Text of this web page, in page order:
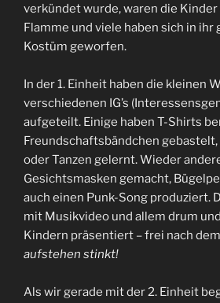
verkündet wurde, waren die
Flamme und viele haben sich in ihr
Kostüm geworfen.
In der 1. Einheit haben die kleinen
verschiedenen IG’s
aufgeteilt. Einige haben T-Shirts
Freundschaftsbändchen
oder Tanzen gelernt. Wieder
Gesichtsmasken gemacht,
auch einen Punk-Song produziert.
mit Musikvideo und allem drum
Kindern präsentiert – frei nach
aufstehen stinkt!
Als wir gerade mit der 2. Einheit